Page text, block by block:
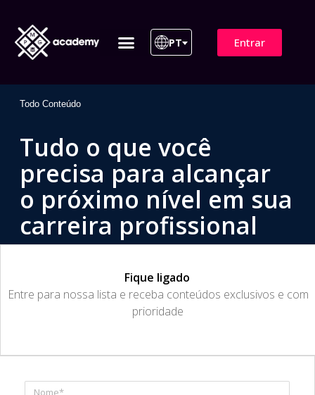
PT Entrar
Todo Conteúdo
Tudo o que você
precisa para alcançar
o próximo nível em sua
carreira profissional
Fique ligado
​Entre para nossa lista e receba conteúdos exclusivos e com
prioridade